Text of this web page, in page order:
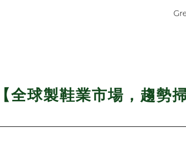
【全球製鞋業市場，趨勢掃